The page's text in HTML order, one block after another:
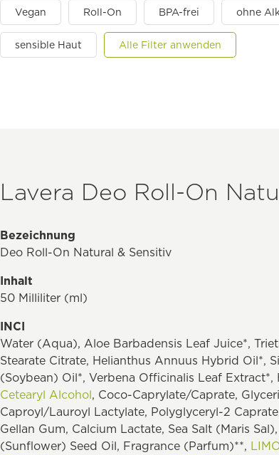
Vegan Roll-On BPA-frei ohne
sensible Haut Alle Filter anwenden
Lavera Deo Roll-On
Bezeichnung
Deo Roll-On Natural & Sensitiv
Inhalt
50 Milliliter (ml)
INCI
Water (Aqua), Aloe Barbadensis Leaf Juice*,
Stearate Citrate, Helianthus Annuus Hybrid Oil*,
(Soybean) Oil*, Verbena Officinalis Leaf
Cetearyl Alcohol, Coco-Caprylate/Caprate,
Caproyl/Lauroyl Lactylate, Polyglyceryl-2
Gellan Gum, Calcium Lactate, Sea Salt (Maris
(Sunflower) Seed Oil, Fragrance (Parfum)**,